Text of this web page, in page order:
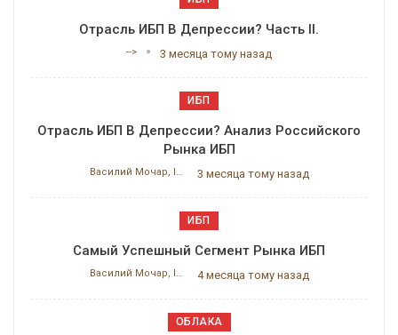
Отрасль ИБП В Депрессии? Часть II.
--> 3 месяца тому назад
ИБП
Отрасль ИБП В Депрессии? Анализ Российского
Рынка ИБП
Василий Мочар, ITResearch 3 месяца тому назад
ИБП
Самый Успешный Сегмент Рынка ИБП
Василий Мочар, ITResearch 4 месяца тому назад
ОБЛАКА